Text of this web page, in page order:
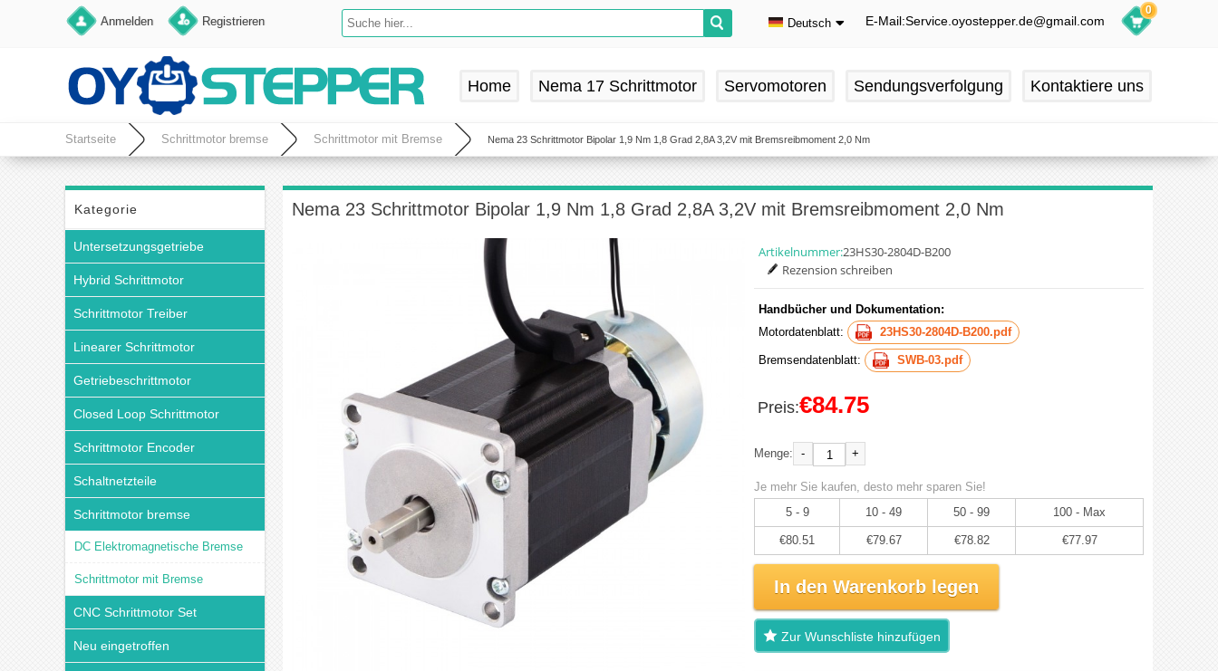
Anmelden Registrieren Deutsch
Deutsch
Español
E-Mail:Service.oyostepper.de@gmail.com
0
Home Nema 17 Schrittmotor Servomotoren Sendungsverfolgung Kontaktiere uns
Startseite Schrittmotor bremse Schrittmotor mit Bremse Nema 23 Schrittmotor Bipolar 1,9 Nm 1,8 Grad 2,8A 3,2V mit Bremsreibmoment 2,0 Nm
Kategorie
Untersetzungsgetriebe
Hybrid Schrittmotor
Schrittmotor Treiber
Linearer Schrittmotor
Getriebeschrittmotor
Closed Loop Schrittmotor
Schrittmotor Encoder
Schaltnetzteile
Schrittmotor bremse
DC Elektromagnetische Bremse
Schrittmotor mit Bremse
CNC Schrittmotor Set
Neu eingetroffen
Nema 23 Schrittmotor Bipolar 1,9 Nm 1,8 Grad 2,8A 3,2V mit Bremsreibmoment 2,0 Nm
Artikelnummer:23HS30-2804D-B200
Rezension schreiben
Handbücher und Dokumentation:
Motordatenblatt:
23HS30-2804D-B200.pdf
Bremsendatenblatt: SWB-03.pdf
Preis:€84.75
Menge: - +
Je mehr Sie kaufen, desto mehr sparen Sie!
5 - 9
10 - 49 50 - 99 100 - Max
€80.51 €79.67 €78.82 €77.97
In den Warenkorb legen
Zur Wunschliste hinzufügen